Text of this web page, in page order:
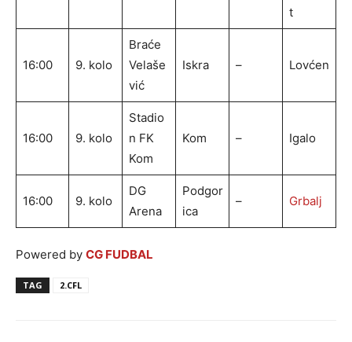
t
16:00 9. kolo
Braće
Velaše
vić
Iskra – Lovćen
16:00 9. kolo
Stadio
n FK
Kom
Kom – Igalo
16:00 9. kolo
DG
Arena
Podgor
ica
– Grbalj
Powered by CG FUDBAL
TAG 2.CFL